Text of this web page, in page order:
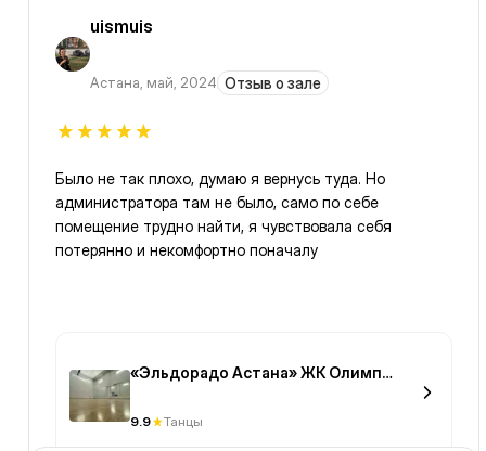
uismuis
Астана, май, 2024 Отзыв о зале
Было не так плохо, думаю я вернусь туда. Но
администратора там не было, само по себе
помещение трудно найти, я чувствовала себя
потерянно и некомфортно поначалу
«Эльдорадо Астана» ЖК Олимп
9.9 Танцы